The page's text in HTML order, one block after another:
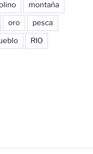
montaña
oro pesca
RIO